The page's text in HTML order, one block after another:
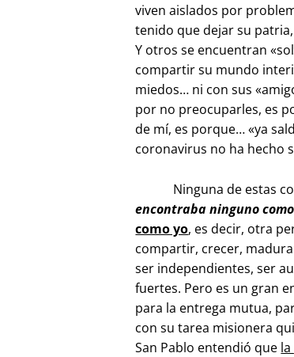
viven aislados por
tenido que dejar su
Y otros se encuentran
compartir su mundo
miedos… ni con sus
por no preocuparles, es
de mí, es porque… «ya
coronavirus no ha hecho
Ninguna de estas
encontraba ninguno
como yo, es decir, otra
compartir, crecer,
ser independientes, ser
fuertes. Pero es un gran
para la entrega mutua,
con su tarea misionera
San Pablo entendió que